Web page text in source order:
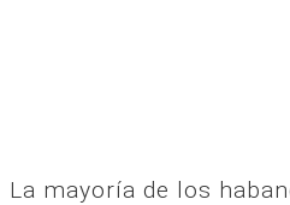
La mayoría de los